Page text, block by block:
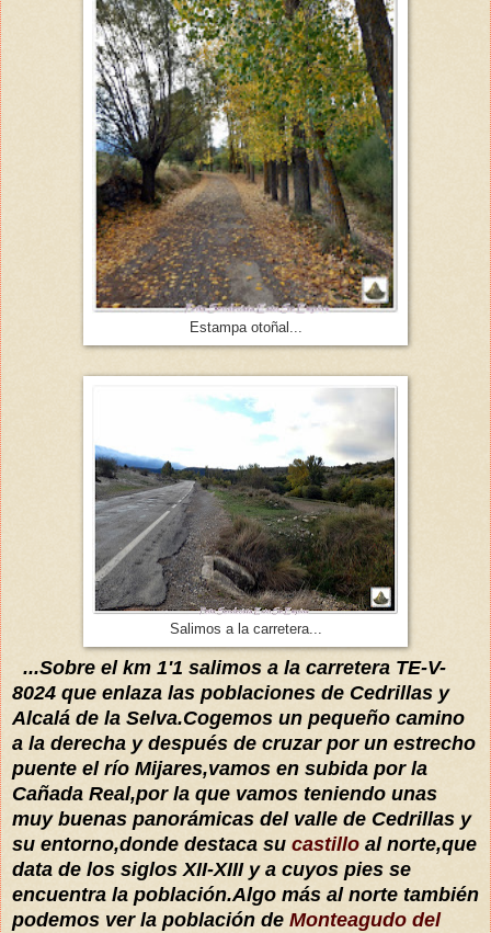
Estampa otoñal...
Salimos a la carretera...
...Sobre el km 1'1 salimos a la carretera TE-V-
8024 que enlaza las poblaciones de Cedrillas y
Alcalá de la Selva.Cogemos un pequeño camino
a la derecha y después de cruzar por un estrecho
puente el río Mijares,vamos en subida por la
Cañada Real,por la que vamos teniendo unas
muy buenas panorámicas del valle de Cedrillas y
su entorno,donde destaca su castillo al norte,que
data de los siglos XII-XIII y a cuyos pies se
encuentra la población.Algo más al norte también
podemos ver la población de Monteagudo del